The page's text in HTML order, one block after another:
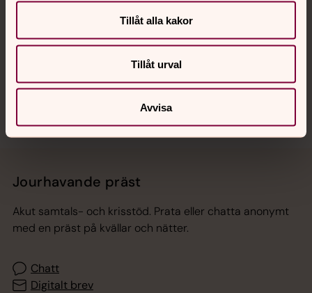
Tillåt alla kakor
Tillåt urval
Avvisa
Jourhavande präst
Akut samtals- och krisstöd. Prata eller chatta anonymt
med en präst på kvällar och nätter.
Chatt
Digitalt brev